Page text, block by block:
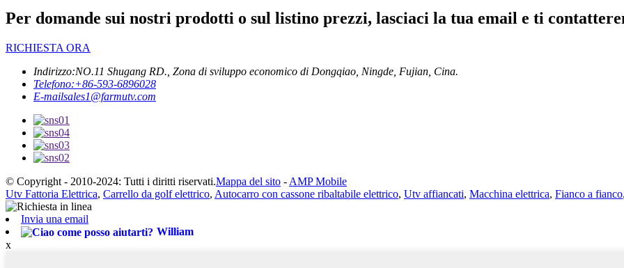
Per domande sui nostri prodotti o sul listino prezzi, lasciaci la tua email e ti
RICHIESTA ORA
Indirizzo:NO.11 Shugang RD., Zona di sviluppo economico di Dongqiao, Ningde, Fujian, Cina.
Telefono:+86-593-6896028
E-mailsales1@farmutv.com
© Copyright - 2010-2024: Tutti i diritti riservati.Mappa del sito - AMP Mobile
Utv Fattoria Elettrica, Carrello da golf elettrico, Autocarro con cassone ribaltabile elettrico, Utv affiancati, Macchina elettrica, Fianco a fianco
Invia una email
William
x